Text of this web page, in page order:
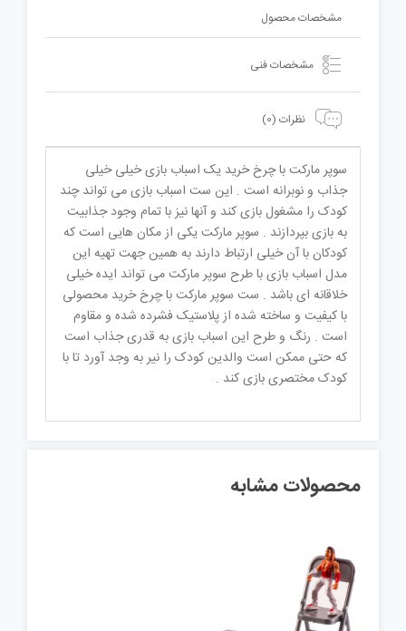
مشخصات محصول
مشخصات فنی
نظرات (0)
سوپر مارکت با چرخ خرید یک اسباب بازی خیلی خیلی
جذاب و نوبرانه است . این ست اسباب بازی می تواند چند
کودک را مشغول بازی کند و آنها نیز با تمام وجود جذابیت
به بازی بپردازند . سوپر مارکت یکی از مکان هایی است که
کودکان با آن خیلی ارتباط دارند به همین جهت تهیه این
مدل اسباب بازی با طرح سوپر مارکت می تواند ایده خیلی
خلاقانه ای باشد . ست سوپر مارکت با چرخ خرید محصولی
با کیفیت و ساخته شده از پلاستیک فشرده شده و مقاوم
است . رنگ و طرح این اسباب بازی به قدری جذاب است
که حتی ممکن است والدین کودک را نیر به وجد آورد تا با
کودک مختصری بازی کند .
محصولات مشابه